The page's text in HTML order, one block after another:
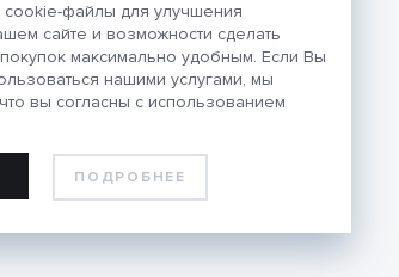
файлы для улучшения
сайте и возможности сделать
максимально удобным. Если Вы
нашими услугами, мы
вы согласны с использованием
ПОДРОБНЕЕ